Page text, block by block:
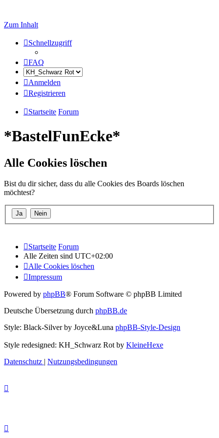
Zum Inhalt
Schnellzugriff
FAQ
Anmelden
Registrieren
Startseite Forum
*BastelFunEcke*
Alle Cookies löschen
Bist du dir sicher, dass du alle Cookies des Boards löschen
möchtest?
Startseite Forum
Alle Zeiten sind UTC+02:00
Alle Cookies löschen
Impressum
Powered by phpBB® Forum Software © phpBB Limited
Deutsche Übersetzung durch phpBB.de
Style: Black-Silver by Joyce&Luna phpBB-Style-Design
Style redesigned: KH_Schwarz Rot by KleineHexe
Datenschutz | Nutzungsbedingungen